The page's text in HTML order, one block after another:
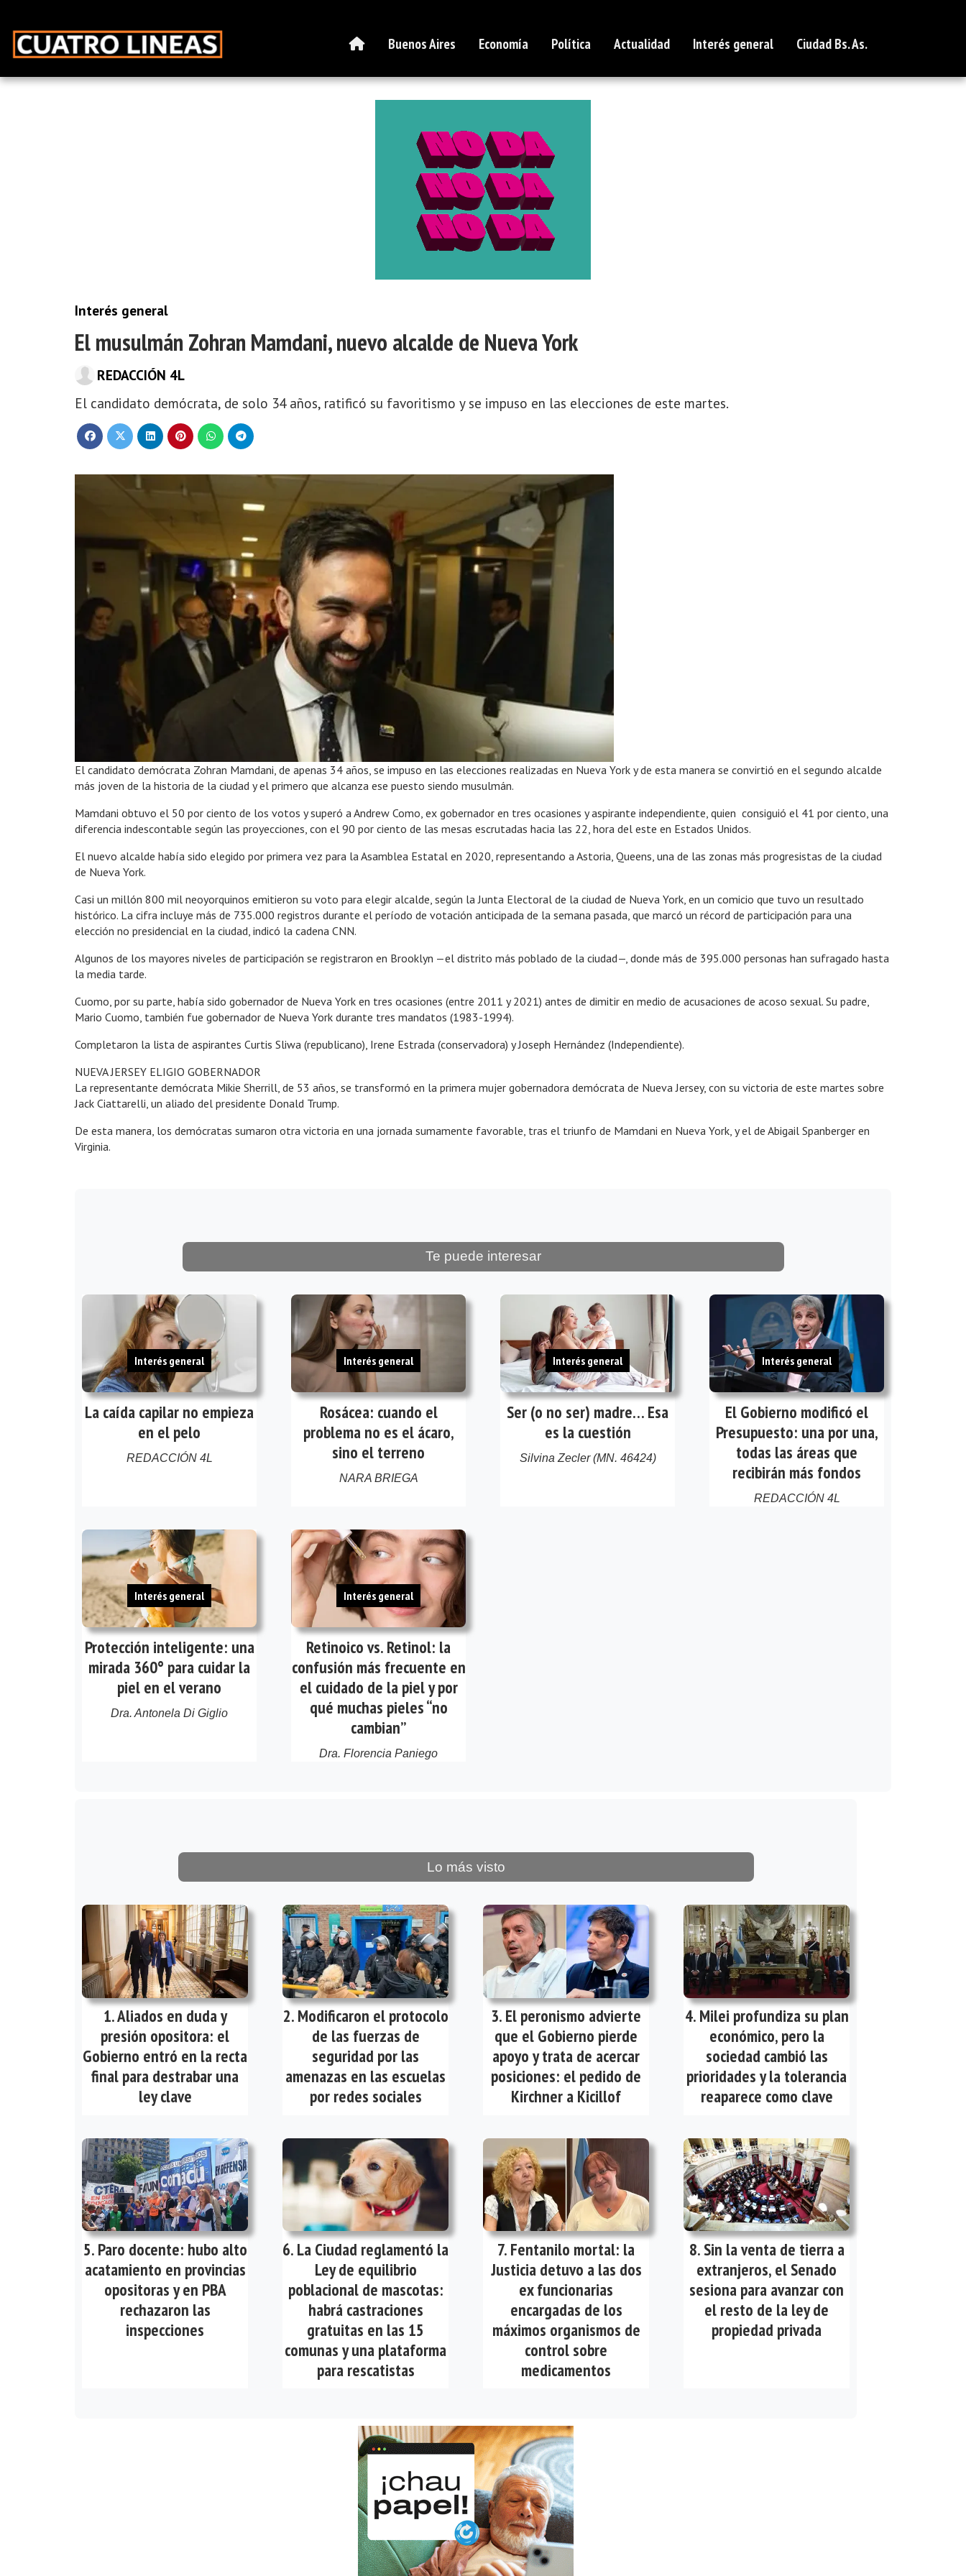
Buenos Aires Economía Política Actualidad Interés general Ciudad Bs. As.
El musulmán Zohran Mamdani, nuevo alcalde de Nueva York
El candidato demócrata, de solo 34 años, ratificó su favoritismo y se impuso en las elecciones de este martes.
Interés general
REDACCIÓN 4L
El candidato demócrata Zohran Mamdani, de apenas 34 años, se impuso en las elecciones realizadas en Nueva York y de esta manera se convirtió en el segundo alcalde
más joven de la historia de la ciudad y el primero que alcanza ese puesto siendo musulmán.
Mamdani obtuvo el 50 por ciento de los votos y superó a Andrew Como, ex gobernador en tres ocasiones y aspirante independiente, quien consiguió el 41 por ciento, una
diferencia indescontable según las proyecciones, con el 90 por ciento de las mesas escrutadas hacia las 22, hora del este en Estados Unidos.
El nuevo alcalde había sido elegido por primera vez para la Asamblea Estatal en 2020, representando a Astoria, Queens, una de las zonas más progresistas de la ciudad
de Nueva York.
Casi un millón 800 mil neoyorquinos emitieron su voto para elegir alcalde, según la Junta Electoral de la ciudad de Nueva York, en un comicio que tuvo un resultado
histórico. La cifra incluye más de 735.000 registros durante el período de votación anticipada de la semana pasada, que marcó un récord de participación para una
elección no presidencial en la ciudad, indicó la cadena CNN.
Algunos de los mayores niveles de participación se registraron en Brooklyn —el distrito más poblado de la ciudad—, donde más de 395.000 personas han sufragado hasta
la media tarde.
Cuomo, por su parte, había sido gobernador de Nueva York en tres ocasiones (entre 2011 y 2021) antes de dimitir en medio de acusaciones de acoso sexual. Su padre,
Mario Cuomo, también fue gobernador de Nueva York durante tres mandatos (1983-1994).
Completaron la lista de aspirantes Curtis Sliwa (republicano), Irene Estrada (conservadora) y Joseph Hernández (Independiente).
NUEVA JERSEY ELIGIO GOBERNADOR
La representante demócrata Mikie Sherrill, de 53 años, se transformó en la primera mujer gobernadora demócrata de Nueva Jersey, con su victoria de este martes sobre
Jack Ciattarelli, un aliado del presidente Donald Trump.
De esta manera, los demócratas sumaron otra victoria en una jornada sumamente favorable, tras el triunfo de Mamdani en Nueva York, y el de Abigail Spanberger en
Virginia.
Te puede interesar
La caída capilar no empieza
en el pelo
REDACCIÓN 4L
Interés general
Rosácea: cuando el
problema no es el ácaro,
sino el terreno
NARA BRIEGA
Interés general
Ser (o no ser) madre… Esa
es la cuestión
Silvina Zecler (MN. 46424)
Interés general
El Gobierno modificó el
Presupuesto: una por una,
todas las áreas que
recibirán más fondos
REDACCIÓN 4L
Interés general
Protección inteligente: una
mirada 360° para cuidar la
piel en el verano
Dra. Antonela Di Giglio
Interés general
Retinoico vs. Retinol: la
confusión más frecuente en
el cuidado de la piel y por
qué muchas pieles “no
cambian”
Dra. Florencia Paniego
Interés general
Lo más visto
Aliados en duda y
presión opositora: el
Gobierno entró en la recta
final para destrabar una
ley clave
Modificaron el protocolo
de las fuerzas de
seguridad por las
amenazas en las escuelas
por redes sociales
El peronismo advierte
que el Gobierno pierde
apoyo y trata de acercar
posiciones: el pedido de
Kirchner a Kicillof
Milei profundiza su plan
económico, pero la
sociedad cambió las
prioridades y la tolerancia
reaparece como clave
Paro docente: hubo alto
acatamiento en provincias
opositoras y en PBA
rechazaron las
inspecciones
La Ciudad reglamentó la
Ley de equilibrio
poblacional de mascotas:
habrá castraciones
gratuitas en las 15
comunas y una plataforma
para rescatistas
Fentanilo mortal: la
Justicia detuvo a las dos
ex funcionarias
encargadas de los
máximos organismos de
control sobre
medicamentos
Sin la venta de tierra a
extranjeros, el Senado
sesiona para avanzar con
el resto de la ley de
propiedad privada